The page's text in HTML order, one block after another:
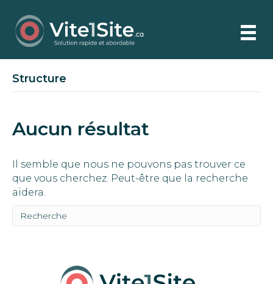
Structure
Aucun résultat
Il semble que nous ne pouvons pas trouver ce
que vous cherchez. Peut-être que la recherche
aidera.